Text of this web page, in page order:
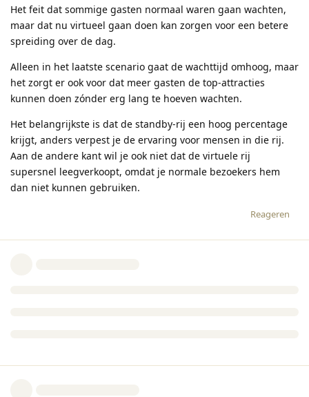
Het feit dat sommige gasten normaal waren gaan wachten,
maar dat nu virtueel gaan doen kan zorgen voor een betere
spreiding over de dag.
Alleen in het laatste scenario gaat de wachttijd omhoog, maar
het zorgt er ook voor dat meer gasten de top-attracties
kunnen doen zónder erg lang te hoeven wachten.
Het belangrijkste is dat de standby-rij een hoog percentage
krijgt, anders verpest je de ervaring voor mensen in die rij.
Aan de andere kant wil je ook niet dat de virtuele rij
supersnel leegverkoopt, omdat je normale bezoekers hem
dan niet kunnen gebruiken.
Reageren